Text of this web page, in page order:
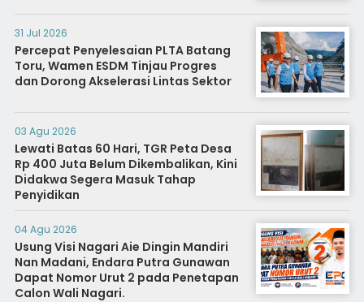
31 Jul 2026
Percepat Penyelesaian PLTA Batang
Toru, Wamen ESDM Tinjau Progres
dan Dorong Akselerasi Lintas Sektor
03 Agu 2026
Lewati Batas 60 Hari, TGR Peta Desa
Rp 400 Juta Belum Dikembalikan, Kini
Didakwa Segera Masuk Tahap
Penyidikan
04 Agu 2026
Usung Visi Nagari Aie Dingin Mandiri
Nan Madani, Endara Putra Gunawan
Dapat Nomor Urut 2 pada Penetapan
Calon Wali Nagari.